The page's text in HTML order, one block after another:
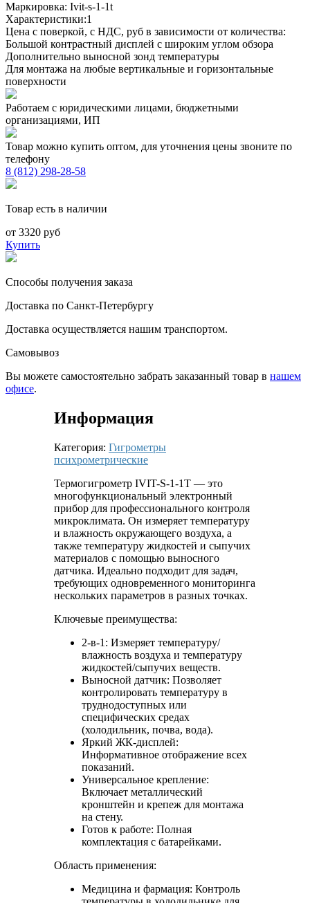
Маркировка: Ivit-s-1-1t
Характеристики:1
Цена с поверкой, с НДС, руб в зависимости от количества:
Большой контрастный дисплей с широким углом обзора
Дополнительно выносной зонд температуры
Для монтажа на любые вертикальные и горизонтальные
поверхности
Работаем с юридическими лицами, бюджетными
организациями, ИП
Товар можно купить оптом, для уточнения цены звоните по
телефону
8 (812) 298-28-58
Товар есть в наличии
от 3320 руб
Купить
Способы получения заказа
Доставка по Санкт-Петербургу
Доставка осуществляется нашим транспортом.
Самовывоз
Вы можете самостоятельно забрать заказанный товар в нашем
офисе.
Информация
Категория: Гигрометры
психрометрические
Термогигрометр IVIT-S-1-1T — это
многофункциональный электронный
прибор для профессионального контроля
микроклимата. Он измеряет температуру
и влажность окружающего воздуха, а
также температуру жидкостей и сыпучих
материалов с помощью выносного
датчика. Идеально подходит для задач,
требующих одновременного мониторинга
нескольких параметров в разных точках.
Ключевые преимущества:
2-в-1: Измеряет температуру/
влажность воздуха и температуру
жидкостей/сыпучих веществ.
Выносной датчик: Позволяет
контролировать температуру в
труднодоступных или
специфических средах
(холодильник, почва, вода).
Яркий ЖК-дисплей:
Информативное отображение всех
показаний.
Универсальное крепление:
Включает металлический
кронштейн и крепеж для монтажа
на стену.
Готов к работе: Полная
комплектация с батарейками.
Область применения:
Медицина и фармация: Контроль